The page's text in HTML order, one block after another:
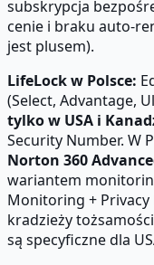
subskrypcja
cenie i braku auto-
jest plusem).
LifeLock w Polsce:
(Select, Advantage,
tylko w USA i
Security Number. W
Norton 360
wariantem
Monitoring +
kradzieży
są specyficzne dla